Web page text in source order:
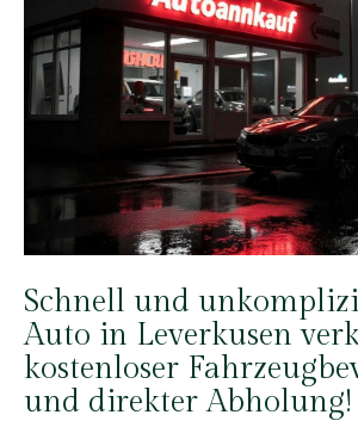
Schnell und
Auto in Leverkusen
kostenloser
und direkter Abholung!